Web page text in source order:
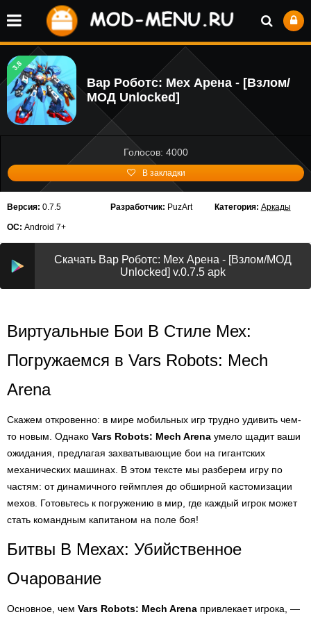
3.8
Вар Роботс: Мех Арена - [Взлом/
МОД Unlocked]
Голосов: 4000
В закладки
Версия: 0.7.5 Разработчик: PuzArt Категория: Аркады
ОС: Android 7+
Скачать Вар Роботс: Мех Арена - [Взлом/МОД
Unlocked] v.0.7.5 apk
Виртуальные Бои В Стиле Мех:
Погружаемся в Vars Robots: Mech
Arena
Скажем откровенно: в мире мобильных игр трудно удивить чем-
то новым. Однако Vars Robots: Mech Arena умело щадит ваши
ожидания, предлагая захватывающие бои на гигантских
механических машинах. В этом тексте мы разберем игру по
частям: от динамичного геймплея до обширной кастомизации
мехов. Готовьтесь к погружению в мир, где каждый игрок может
стать командным капитаном на поле боя!
Битвы В Мехах: Убийственное
Очарование
Основное, чем Vars Robots: Mech Arena привлекает игрока, —